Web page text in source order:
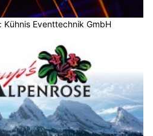
Kühnis Eventtechnik GmbH